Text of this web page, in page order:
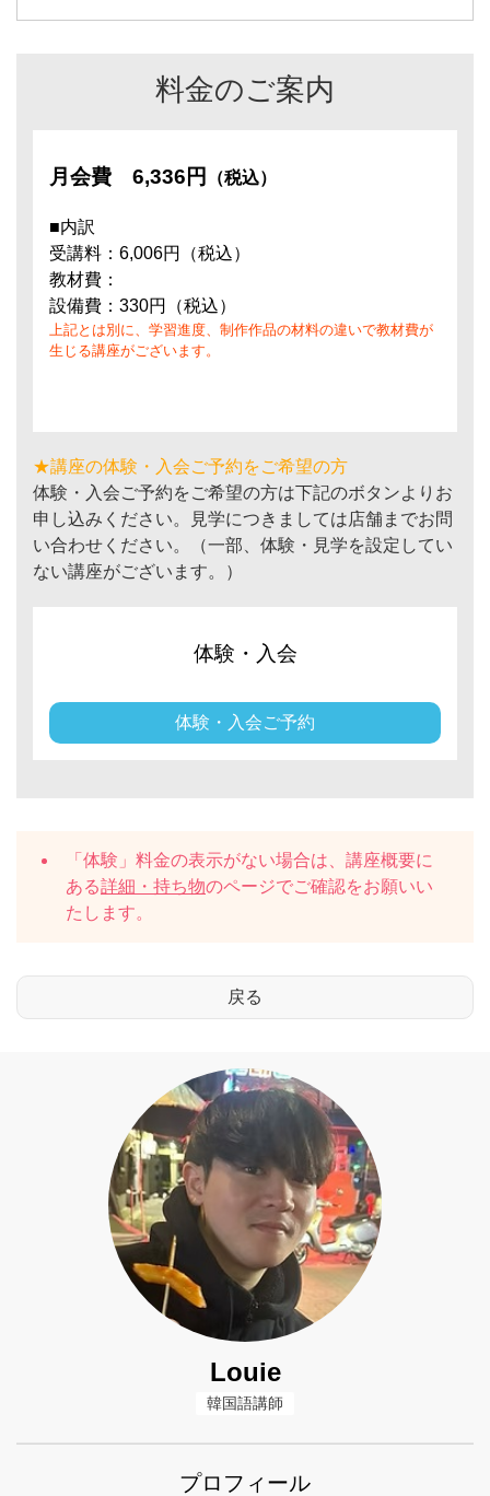
料金のご案内
月会費 6,336円 （税込）
■内訳
受講料：6,006円（税込）
教材費：
設備費：330円（税込）
上記とは別に、学習進度、制作作品の材料の違いで教材費が
生じる講座がございます。
★講座の体験・入会ご予約をご希望の方
体験・入会ご予約をご希望の方は下記のボタンよりお
申し込みください。見学につきましては店舗までお問
い合わせください。（一部、体験・見学を設定してい
ない講座がございます。）
体験・入会
体験・入会ご予約
「体験」料金の表示がない場合は、講座概要に
ある詳細・持ち物のページでご確認をお願いい
たします。
Louie
韓国語講師
プロフィール